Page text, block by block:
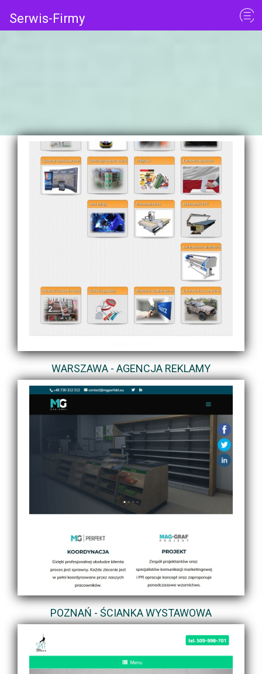
Serwis-Firmy
WARSZAWA - AGENCJA REKLAMY
POZNAŃ - ŚCIANKA WYSTAWOWA